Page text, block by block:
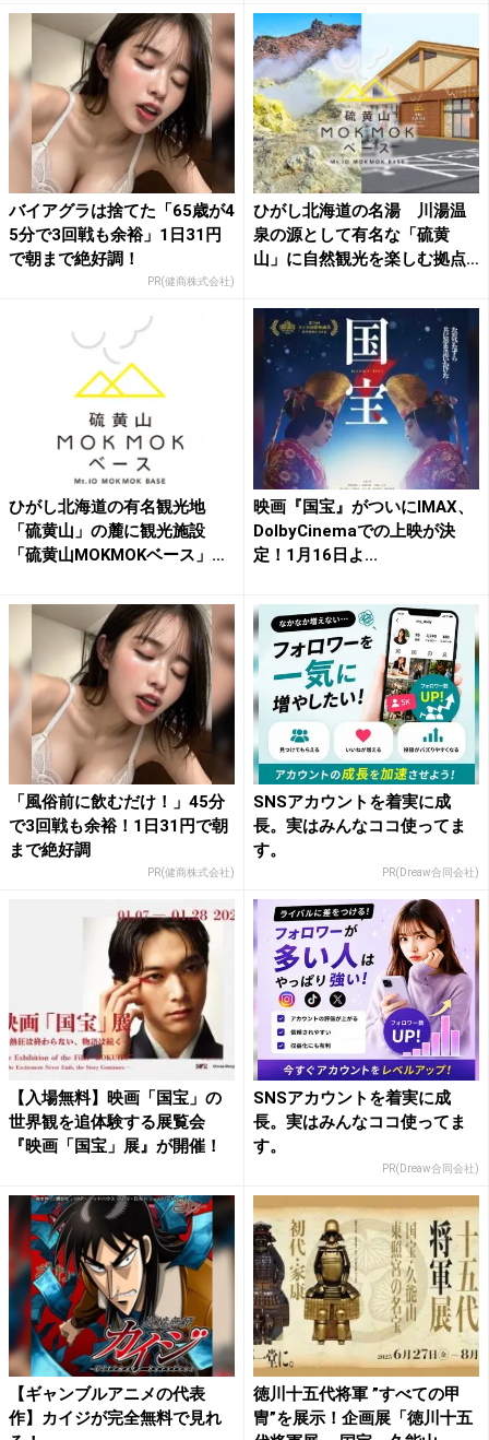
バイアグラは捨てた「65歳が4
5分で3回戦も余裕」1日31円
で朝まで絶好調！
PR(健商株式会社)
ひがし北海道の名湯 川湯温
泉の源として有名な「硫黄
山」に自然観光を楽しむ拠点
ひがし北海道の有名観光地
「硫黄山」の麓に観光施設
「硫黄山MOKMOKベース」が
映画『国宝』がついにIMAX、
DolbyCinemaでの上映が決
定！1月16日よ...
「風俗前に飲むだけ！」45分
で3回戦も余裕！1日31円で朝
まで絶好調
PR(健商株式会社)
SNSアカウントを着実に成
長。実はみんなココ使ってま
す。
PR(Dreaw合同会社)
【入場無料】映画「国宝」の
世界観を追体験する展覧会
『映画「国宝」展』が開催！
SNSアカウントを着実に成
長。実はみんなココ使ってま
す。
PR(Dreaw合同会社)
【ギャンブルアニメの代表
作】カイジが完全無料で見れ
徳川十五代将軍 ”すべての甲
冑”を展示！企画展「徳川十五